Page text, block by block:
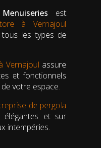
est
à Vernajoul
les types de
Vernajoul assure
et fonctionnels
votre espace.
de pergola
élégantes et sur
intempéries.